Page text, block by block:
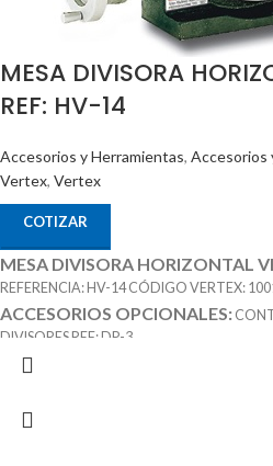
MESA DIVISORA
REF: HV-14
Accesorios y Herramientas, Accesorios
Vertex, Vertex
COTIZAR
MESA DIVISORA HORIZONTAL
REFERENCIA: HV-14 CÓDIGO VERTEX:
ACCESORIOS OPCIONALES:
DIVISORES REF: DP-3